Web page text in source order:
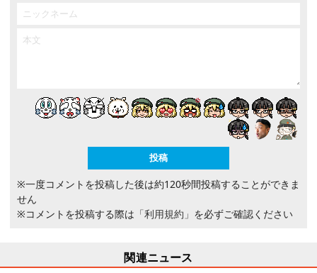
※一度コメントを投稿した後は約120秒間投稿することができま
せん
※コメントを投稿する際は 「利用規約」 を必ずご確認ください
関連ニュース